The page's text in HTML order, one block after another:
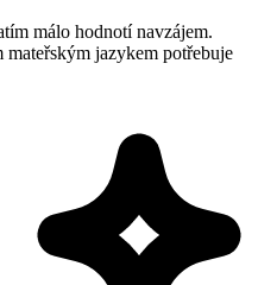
málo hodnotí navzájem.
mateřským jazykem potřebuje